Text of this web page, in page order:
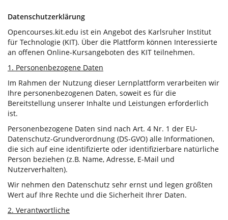
Datenschutzerklärung
Opencourses.kit.edu ist ein Angebot des Karlsruher Institut
für Technologie (KIT). Über die Plattform können Interessierte
an offenen Online-Kursangeboten des KIT teilnehmen.
1. Personenbezogene Daten
Im Rahmen der Nutzung dieser Lernplattform verarbeiten wir
Ihre personenbezogenen Daten, soweit es für die
Bereitstellung unserer Inhalte und Leistungen erforderlich
ist.
Personenbezogene Daten sind nach Art. 4 Nr. 1 der EU-
Datenschutz-Grundverordnung (DS-GVO) alle Informationen,
die sich auf eine identifizierte oder identifizierbare natürliche
Person beziehen (z.B. Name, Adresse, E-Mail und
Nutzerverhalten).
Wir nehmen den Datenschutz sehr ernst und legen größten
Wert auf Ihre Rechte und die Sicherheit Ihrer Daten.
2. Verantwortliche